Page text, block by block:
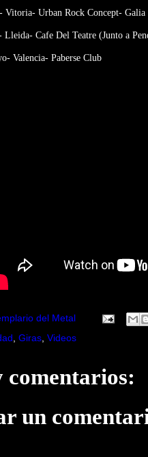
Vitoria- Urban Rock Concept- Galia
Lleida- Cafe Del Teatre (Junto a
Valencia- Paberse Club
del Metal
Giras Videos
comentarios:
un